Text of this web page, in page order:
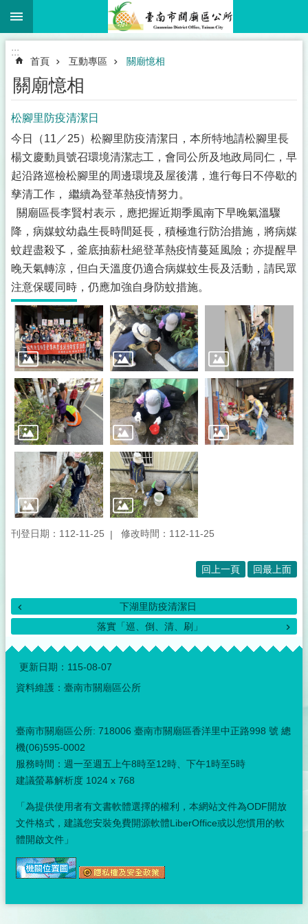
跳到主要內容區塊
搜
尋
階
搜
市
民
卡
專
區
認
識
關
廟
公
所
介
紹
登
革
熱
防
治
專
區
及
預
防
注
疫
便
服
務
里
政
府
資
公
開
公
開
資
:::
首頁 互動專區 關廟憶相
關廟憶相
松腳里防疫清潔日
今日（11／25）松腳里防疫清潔日，本所特地請松腳里長
楊文慶動員號召環境清潔志工，會同公所及地政局同仁，早
起沿路巡檢松腳里的周邊環境及屋後溝，進行每日不停歇的
孳清工作， 繼續為登革熱疫情努力。
關廟區長李賢村表示，應把握近期季風南下早晚氣溫驟
降，病媒蚊幼蟲生長時間延長，積極進行防治措施，將病媒
蚊趕盡殺孓，釜底抽薪杜絕登革熱疫情蔓延風險；亦提醒早
晚天氣轉涼，但白天溫度仍適合病媒蚊生長及活動，請民眾
注意保暖同時，仍應加強自身防蚊措施。
刊登日期：112-11-25 修改時間：112-11-25
回上一頁 回最上面
下湖里防疫清潔日
落實「巡、倒、清、刷」
:::
更新日期： 115-08-07
資料維護：臺南市關廟區公所
臺南市關廟區公所: 718006 臺南市關廟區香洋里中正路998 號 總
機(06)595-0002
服務時間：週一至週五上午8時至12時、下午1時至5時
建議螢幕解析度 1024 x 768
「為提供使用者有文書軟體選擇的權利，本網站文件為ODF開放
文件格式，建議您安裝免費開源軟體LiberOffice或以您慣用的軟
體開啟文件」